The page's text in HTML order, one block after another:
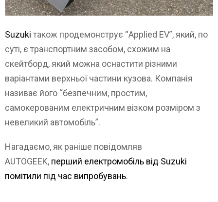
Suzuki також продемонструє “Applied EV”, який, по
суті, є транспортним засобом, схожим на
скейтборд, який можна оснастити різними
варіантами верхньої частини кузова. Компанія
називає його “безпечним, простим,
самокерованим електричним візком розміром з
невеликий автомобіль”.
Нагадаємо, як раніше повідомляв
AUTOGEEK, перший електромобіль від Suzuki
помітили під час випробувань.